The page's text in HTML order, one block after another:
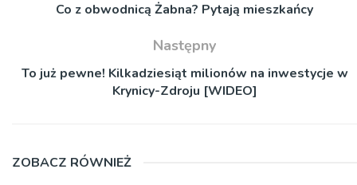
Co z obwodnicą Żabna? Pytają mieszkańcy
Następny
To już pewne! Kilkadziesiąt milionów na inwestycje w
Krynicy-Zdroju [WIDEO]
ZOBACZ RÓWNIEŻ